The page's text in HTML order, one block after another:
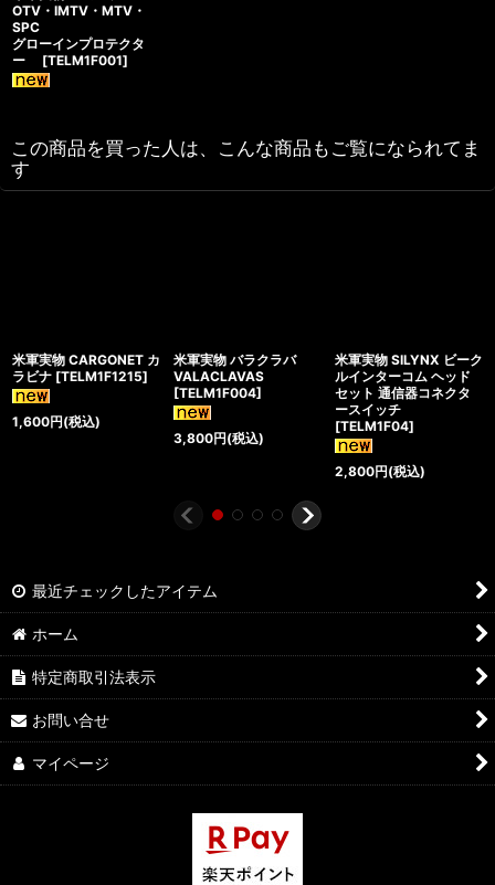
OTV・IMTV・MTV・
SPC
グローインプロテクタ
ー
[TELM1F001]
この商品を買った人は、こんな商品もご覧になられてま
す
米軍実物 CARGONET カ
ラビナ [TELM1F1215]
1,600円(税込)
米軍実物 バラクラバ
VALACLAVAS
[TELM1F004]
3,800円(税込)
米軍実物 SILYNX ビーク
ルインターコム ヘッド
セット 通信器コネクタ
ースイッチ
[TELM1F04]
2,800円(税込)
最近チェックしたアイテム
ホーム
特定商取引法表示
お問い合せ
マイページ